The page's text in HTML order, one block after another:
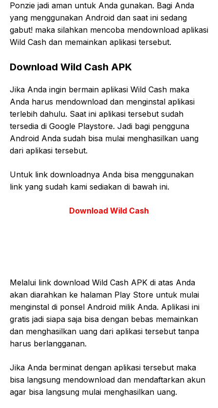
Ponzie jadi aman untuk Anda gunakan. Bagi Anda
yang menggunakan Android dan saat ini sedang
gabut! maka silahkan mencoba mendownload aplikasi
Wild Cash dan memainkan aplikasi tersebut.
Download Wild Cash APK
Jika Anda ingin bermain aplikasi Wild Cash maka
Anda harus mendownload dan menginstal aplikasi
terlebih dahulu. Saat ini aplikasi tersebut sudah
tersedia di Google Playstore. Jadi bagi pengguna
Android Anda sudah bisa mulai menghasilkan uang
dari aplikasi tersebut.
Untuk link downloadnya Anda bisa menggunakan
link yang sudah kami sediakan di bawah ini.
Download Wild Cash
Melalui link download Wild Cash APK di atas Anda
akan diarahkan ke halaman Play Store untuk mulai
menginstal di ponsel Android milik Anda. Aplikasi ini
gratis jadi siapa saja bisa dengan bebas memainkan
dan menghasilkan uang dari aplikasi tersebut tanpa
harus berlangganan.
Jika Anda berminat dengan aplikasi tersebut maka
bisa langsung mendownload dan mendaftarkan akun
agar bisa langsung mulai menghasilkan uang.